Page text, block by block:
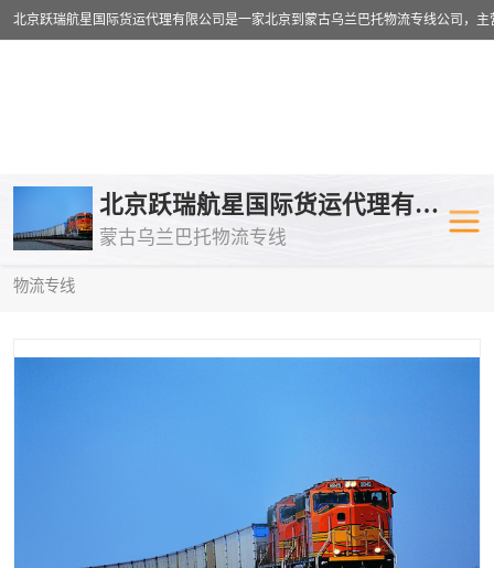
北京跃瑞航星国际货运代理有限公司
蒙古乌兰巴托物流专线
物流专线
乌兰巴托物流专线 乌兰巴托铁
乌兰巴托公路运输
中欧班列
蒙古乌兰巴托双清包税 蒙古乌兰巴